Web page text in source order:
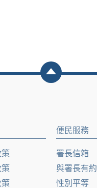
便民服務
署長信箱
與署長有約
性別平等